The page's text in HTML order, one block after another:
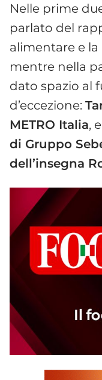
Nelle prime
parlato del
alimentare e
mentre nella
dato spazio al
d’eccezione:
METRO Italia, e
di Gruppo
dell’insegna